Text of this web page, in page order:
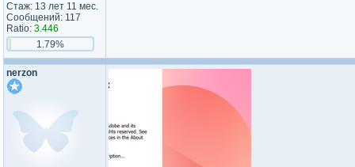
Стаж: 13 лет 11 мес.
Сообщений: 117
Ratio: 3.446
1.79%
nerzon